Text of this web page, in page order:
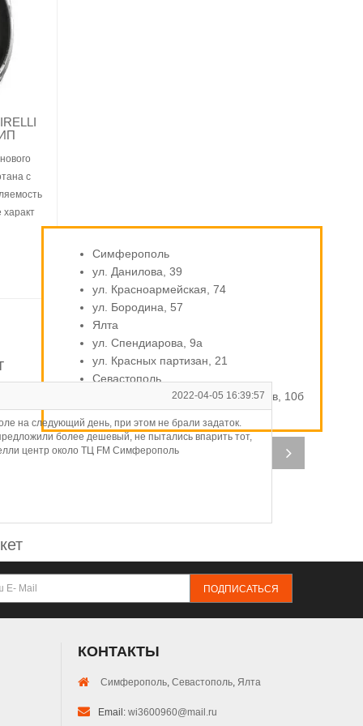
с
характ
2022-04-05 16:39:57
на следующий день, при этом не брали задаток.
более дешевый, не пытались впарить тот,
центр около ТЦ FM Симферополь
Симферополь
ул. Данилова, 39
ул. Красноармейская, 74
ул. Бородина, 57
Ялта
ул. Спендиарова, 9а
ул. Красных партизан, 21
Севастополь
ул. Индустриальная / Стахановцев, 10б
ПОДПИСАТЬСЯ
КОНТАКТЫ
Симферополь, Севастополь, Ялта
Email: wi3600960@mail.ru